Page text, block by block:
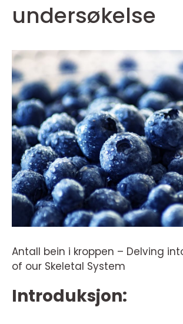
undersøkelse
Antall bein i kroppen – Delving
of our Skeletal System
Introduksjon: